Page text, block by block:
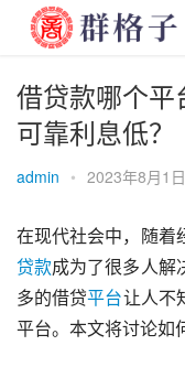
借贷款哪个平
可靠利息低？
admin • 2023年8月1
在现代社会中，随着
贷款成为了很多人解
多的借贷平台让人不
平台。本文将讨论如